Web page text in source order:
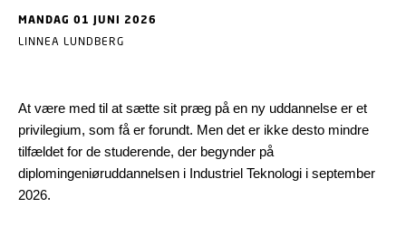
MANDAG 01 JUNI 2026
LINNEA LUNDBERG
At være med til at sætte sit præg på en ny uddannelse er et
privilegium, som få er forundt. Men det er ikke desto mindre
tilfældet for de studerende, der begynder på
diplomingeniøruddannelsen i Industriel Teknologi i september
2026.